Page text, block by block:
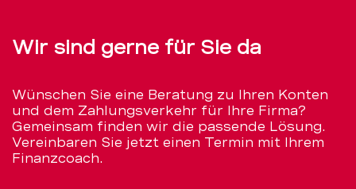
Wir sind gerne für Sie da
Wünschen Sie eine Beratung zu Ihren Konten
und dem Zahlungsverkehr für Ihre Firma?
Gemeinsam finden wir die passende Lösung.
Vereinbaren Sie jetzt einen Termin mit Ihrem
Finanzcoach.